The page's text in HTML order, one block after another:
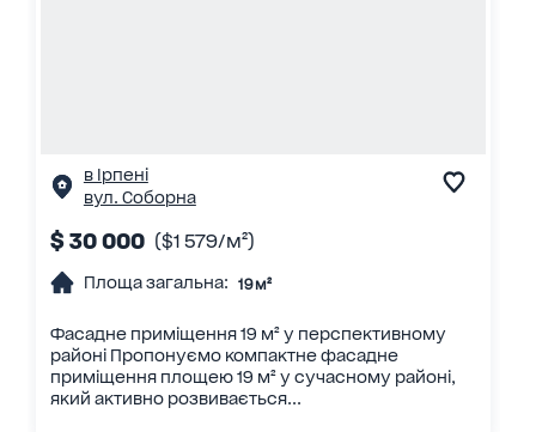
в Ірпені
вул. Соборна
$ 30 000 ($1 579/м²)
Площа загальна: 19 м²
Фасадне приміщення 19 м² у перспективному
районі Пропонуємо компактне фасадне
приміщення площею 19 м² у сучасному районі,
який активно розвивається...